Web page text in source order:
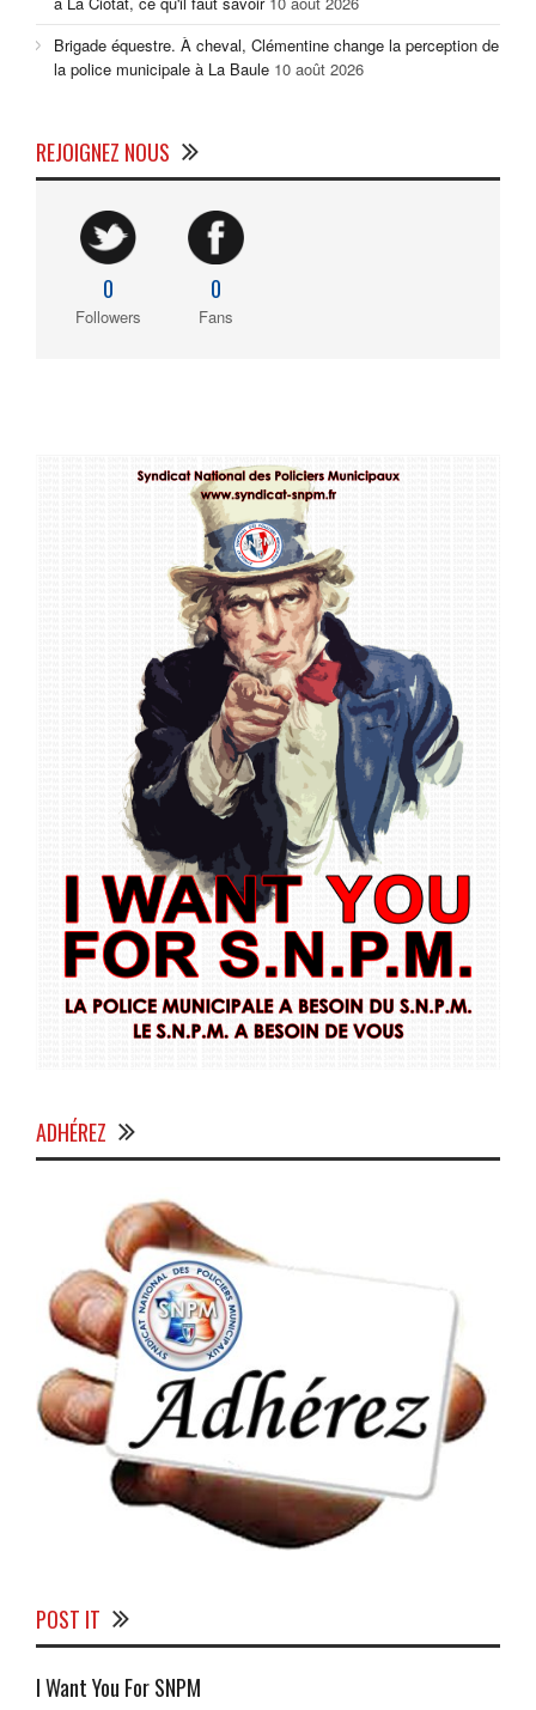
Brigade équestre. À cheval, Clémentine change la perception de
la police municipale à La Baule 10 août 2026
REJOIGNEZ NOUS
0
Followers
0
Fans
ADHÉREZ
POST IT
I Want You For SNPM